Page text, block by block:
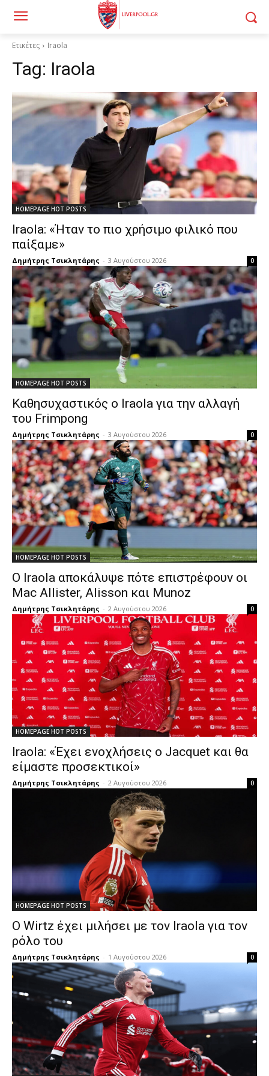
Ετικέτες Iraola
Tag: Iraola
HOMEPAGE HOT POSTS
Iraola: «Ήταν το πιο χρήσιμο φιλικό που
παίξαμε»
Δημήτρης Τσικλητάρης - 3 Αυγούστου 2026 0
HOMEPAGE HOT POSTS
Καθησυχαστικός ο Iraola για την αλλαγή
του Frimpong
Δημήτρης Τσικλητάρης - 3 Αυγούστου 2026 0
HOMEPAGE HOT POSTS
Ο Iraola αποκάλυψε πότε επιστρέφουν οι
Mac Allister, Alisson και Munoz
Δημήτρης Τσικλητάρης - 2 Αυγούστου 2026 0
HOMEPAGE HOT POSTS
Iraola: «Έχει ενοχλήσεις ο Jacquet και θα
είμαστε προσεκτικοί»
Δημήτρης Τσικλητάρης - 2 Αυγούστου 2026 0
HOMEPAGE HOT POSTS
Ο Wirtz έχει μιλήσει με τον Iraola για τον
ρόλο του
Δημήτρης Τσικλητάρης - 1 Αυγούστου 2026 0